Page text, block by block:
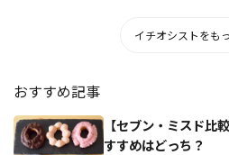
イチオシストをも
おすすめ記事
【セブン・ミスド比
すすめはどっち？